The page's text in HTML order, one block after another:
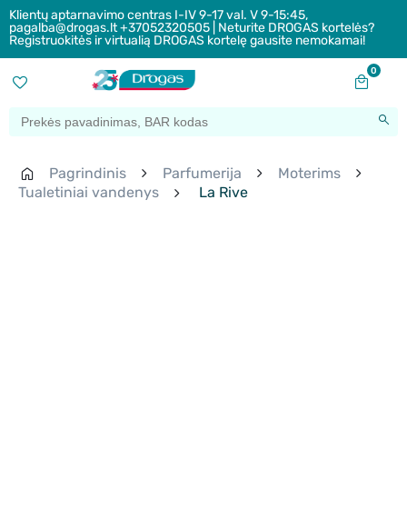
Klientų aptarnavimo centras I-IV 9-17 val. V 9-15:45,
pagalba@drogas.lt +37052320505 | Neturite DROGAS kortelės?
Registruokitės ir virtualią DROGAS kortelę gausite nemokamai!
0
Pagrindinis Parfumerija
Moterims
Tualetiniai vandenys
La Rive